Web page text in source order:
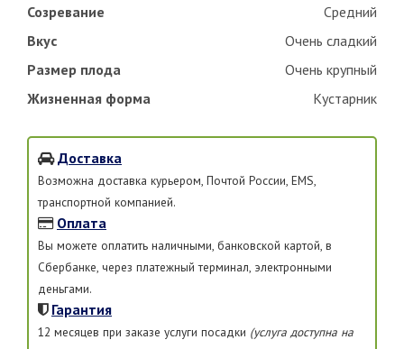
Созревание
Средний
Вкус
Очень сладкий
Размер плода
Очень крупный
Жизненная форма
Кустарник
Доставка
Возможна доставка курьером, Почтой России, EMS,
транспортной компанией.
Оплата
Вы можете оплатить наличными, банковской картой, в
Сбербанке, через платежный терминал, электронными
деньгами.
Гарантия
12 месяцев при заказе услуги посадки (услуга доступна на